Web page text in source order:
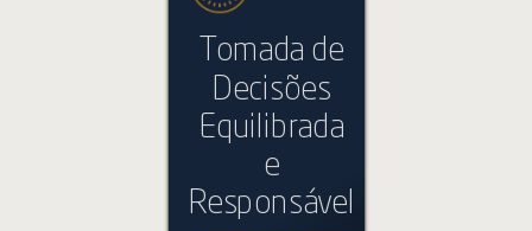
Tomada de
Decisões
Equilibrada
e
Responsável